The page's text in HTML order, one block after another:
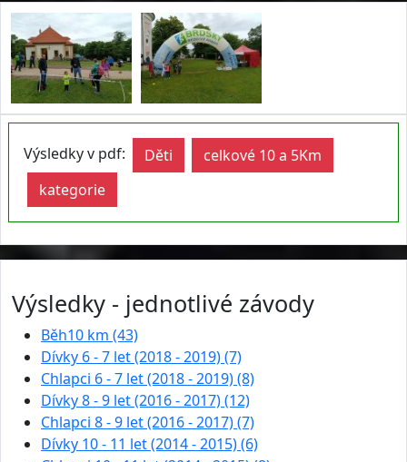
Výsledky v pdf: Děti
celkové 10 a 5Km
kategorie
Výsledky - jednotlivé závody
Běh10 km (43)
Dívky 6 - 7 let (2018 - 2019) (7)
Chlapci 6 - 7 let (2018 - 2019) (8)
Dívky 8 - 9 let (2016 - 2017) (12)
Chlapci 8 - 9 let (2016 - 2017) (7)
Dívky 10 - 11 let (2014 - 2015) (6)